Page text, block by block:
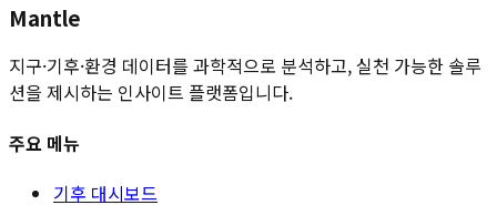
Mantle
지구·기후·환경 데이터를 과학적으로 분석하고, 실천 가능한 솔루
션을 제시하는 인사이트 플랫폼입니다.
주요 메뉴
기후 대시보드